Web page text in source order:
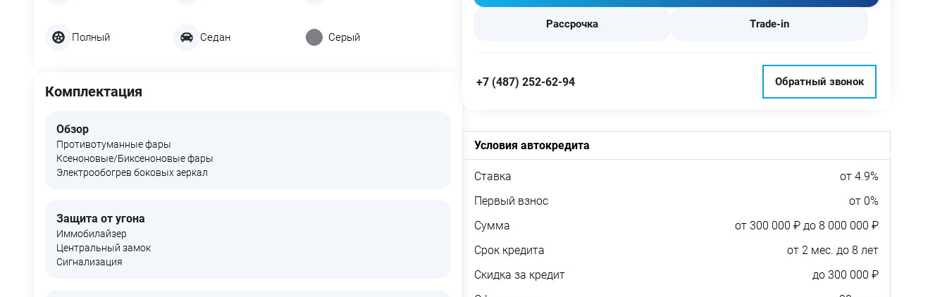
Полный Седан Серый
Комплектация
Обзор
Противотуманные фары
Ксеноновые/Биксеноновые фары
Электрообогрев боковых зеркал
Защита от угона
Иммобилайзер
Центральный замок
Сигнализация
Рассрочка Trade-in
+7 (487) 252-62-94 Обратный звонок
Условия автокредита
Ставка
от 4.9%
Первый взнос
от 0%
Сумма
от 300 000 ₽ до 8 000 000 ₽
Срок кредита
от 2 мес. до 8 лет
Скидка за кредит
до 300 000 ₽